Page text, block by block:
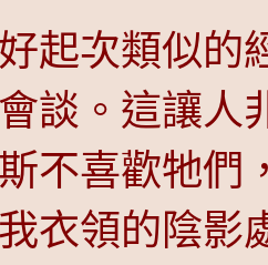
起次類似的
談。這讓人
斯不喜歡牠
衣領的陰影